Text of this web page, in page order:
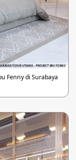
Fenny di Surabaya